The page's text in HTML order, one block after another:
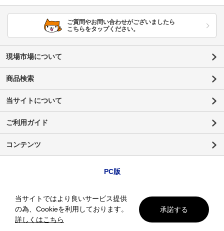
ご質問やお問い合わせがございましたら
こちらをタップください。
現場市場について
商品検索
当サイトについて
ご利用ガイド
コンテンツ
PC版
当サイトではより良いサービス提供
の為、Cookieを利用しております。
詳しくはこちら
承諾する